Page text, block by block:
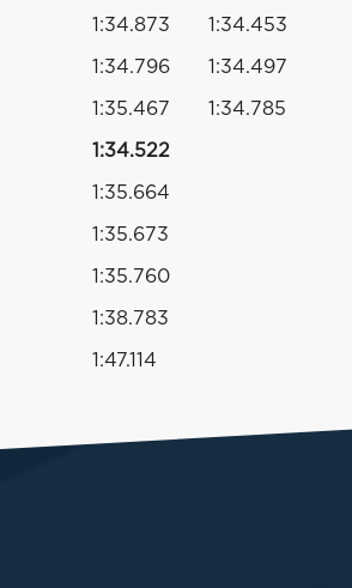
1:34.873 1:34.453
1:34.796 1:34.497
1:35.467 1:34.785
1:34.522
1:35.664
1:35.673
1:35.760
1:38.783
1:47.114